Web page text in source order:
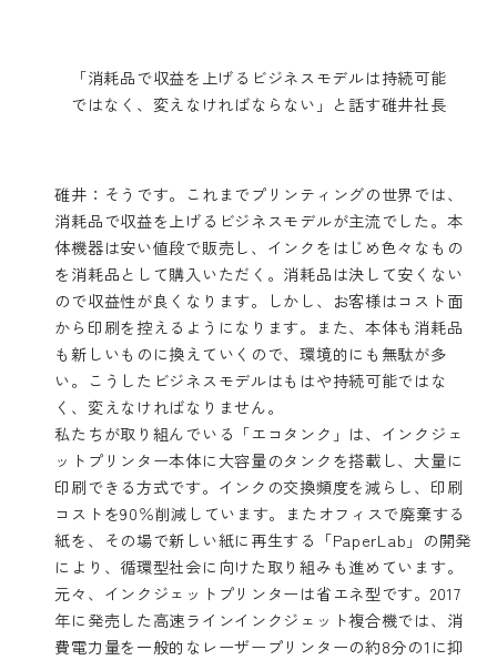
「消耗品で収益を上げるビジネスモデルは持続可能
ではなく、変えなければならない」と話す碓井社長
碓井：そうです。これまでプリンティングの世界では、
消耗品で収益を上げるビジネスモデルが主流でした。本
体機器は安い値段で販売し、インクをはじめ色々なもの
を消耗品として購入いただく。消耗品は決して安くない
ので収益性が良くなります。しかし、お客様はコスト面
から印刷を控えるようになります。また、本体も消耗品
も新しいものに換えていくので、環境的にも無駄が多
い。こうしたビジネスモデルはもはや持続可能ではな
く、変えなければなりません。
私たちが取り組んでいる「エコタンク」は、インクジェ
ットプリンター本体に大容量のタンクを搭載し、大量に
印刷できる方式です。インクの交換頻度を減らし、印刷
コストを90％削減しています。またオフィスで廃棄する
紙を、その場で新しい紙に再生する「PaperLab」の開発
により、循環型社会に向けた取り組みも進めています。
元々、インクジェットプリンターは省エネ型です。2017
年に発売した高速ラインインクジェット複合機では、消
費電力量を一般的なレーザープリンターの約8分の1に抑